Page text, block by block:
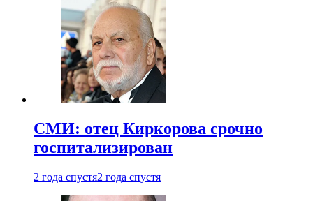
СМИ: отец Киркорова срочно
госпитализирован
2 года спустя2 года спустя